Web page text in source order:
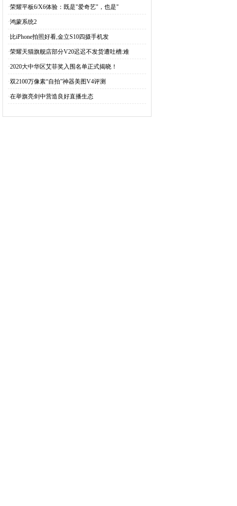
·荣耀平板6/X6体验：既是"爱奇艺"，也是"
·鸿蒙系统2
· 比iPhone拍照好看,金立S10四摄手机发
·荣耀天猫旗舰店部分V20迟迟不发货遭吐槽:难
·2020大中华区艾菲奖入围名单正式揭晓！
·双2100万像素“自拍”神器美图V4评测
·在举旗亮剑中营造良好直播生态